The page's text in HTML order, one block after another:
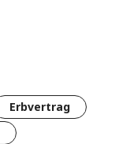
Erbvertrag